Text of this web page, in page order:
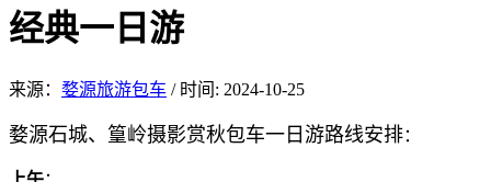
经典一日游
来源： 婺源旅游包车 / 时间: 2024-10-25
婺源石城、篁岭摄影赏秋包车一日游路线安排：